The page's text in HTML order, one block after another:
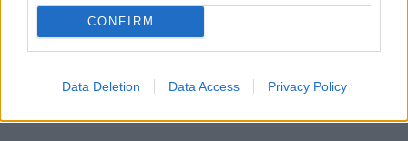
CONFIRM
Data Deletion Data Access Privacy Policy